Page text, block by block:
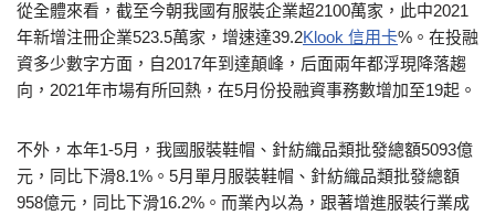
從全體來看，截至今朝我國有服裝企業超2100萬家，此中2021
年新增注冊企業523.5萬家，增速達39.2Klook 信用卡%。在投融
資多少數字方面，自2017年到達顛峰，后面兩年都浮現降落趨
向，2021年市場有所回熱，在5月份投融資事務數增加至19起。
不外，本年1-5月，我國服裝鞋帽、針紡織品類批發總額5093億
元，同比下滑8.1%。5月單月服裝鞋帽、針紡織品類批發總額
958億元，同比下滑16.2%。而業內以為，跟著增進服裝行業成